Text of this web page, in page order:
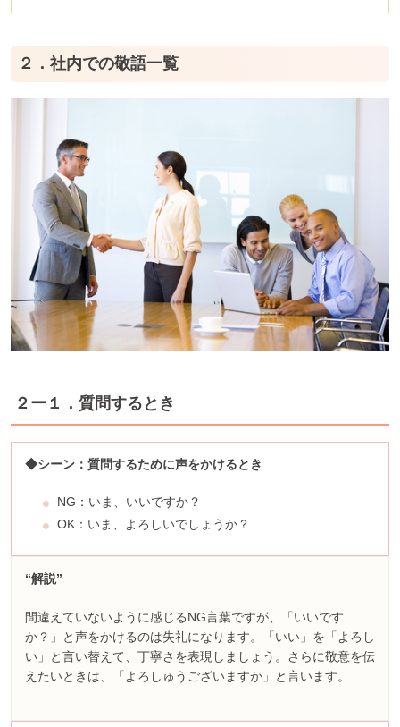
２．社内での敬語一覧
２ー１．質問するとき
◆シーン：質問するために声をかけるとき
NG：いま、いいですか？
OK：いま、よろしいでしょうか？
“解説”
間違えていないように感じるNG言葉ですが、「いいです
か？」と声をかけるのは失礼になります。「いい」を「よろし
い」と言い替えて、丁寧さを表現しましょう。さらに敬意を伝
えたいときは、「よろしゅうございますか」と言います。